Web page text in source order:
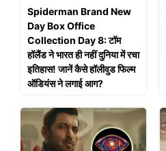
Spiderman Brand New
Day Box Office
Collection Day 8: टॉम
हॉलैंड ने भारत ही नहीं दुनिया में रचा
इतिहास! जानें कैसे हॉलीवुड फिल्म
ऑडियंस ने लगाई आग?